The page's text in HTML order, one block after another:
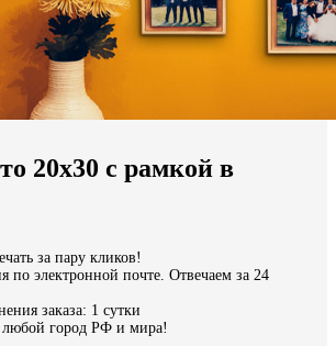
миру
20х30 с рамкой в
за пару кликов!
по электронной почте. Отвечаем за 24
заказа: 1 сутки
город РФ и мира!